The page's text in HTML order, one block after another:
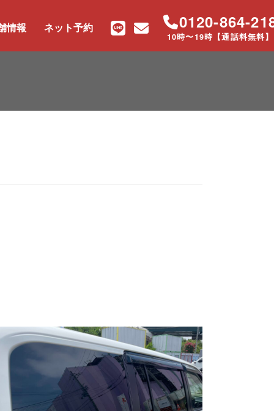
情報 ネット予約 0120-864-
10時〜19時【通話料無料】